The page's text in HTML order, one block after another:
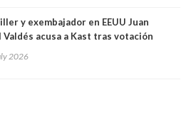
y exembajador en EEUU Juan
Valdés acusa a Kast tras votación
una persona responsable es él"
2026